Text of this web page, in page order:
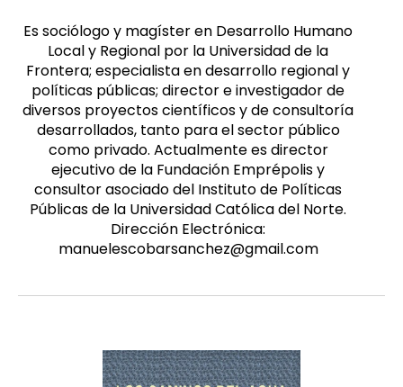
Es sociólogo y magíster en Desarrollo Humano
Local y Regional por la Universidad de la
Frontera; especialista en desarrollo regional y
políticas públicas; director e investigador de
diversos proyectos científicos y de consultoría
desarrollados, tanto para el sector público
como privado. Actualmente es director
ejecutivo de la Fundación Emprépolis y
consultor asociado del Instituto de Políticas
Públicas de la Universidad Católica del Norte.
Dirección Electrónica:
manuelescobarsanchez@gmail.com